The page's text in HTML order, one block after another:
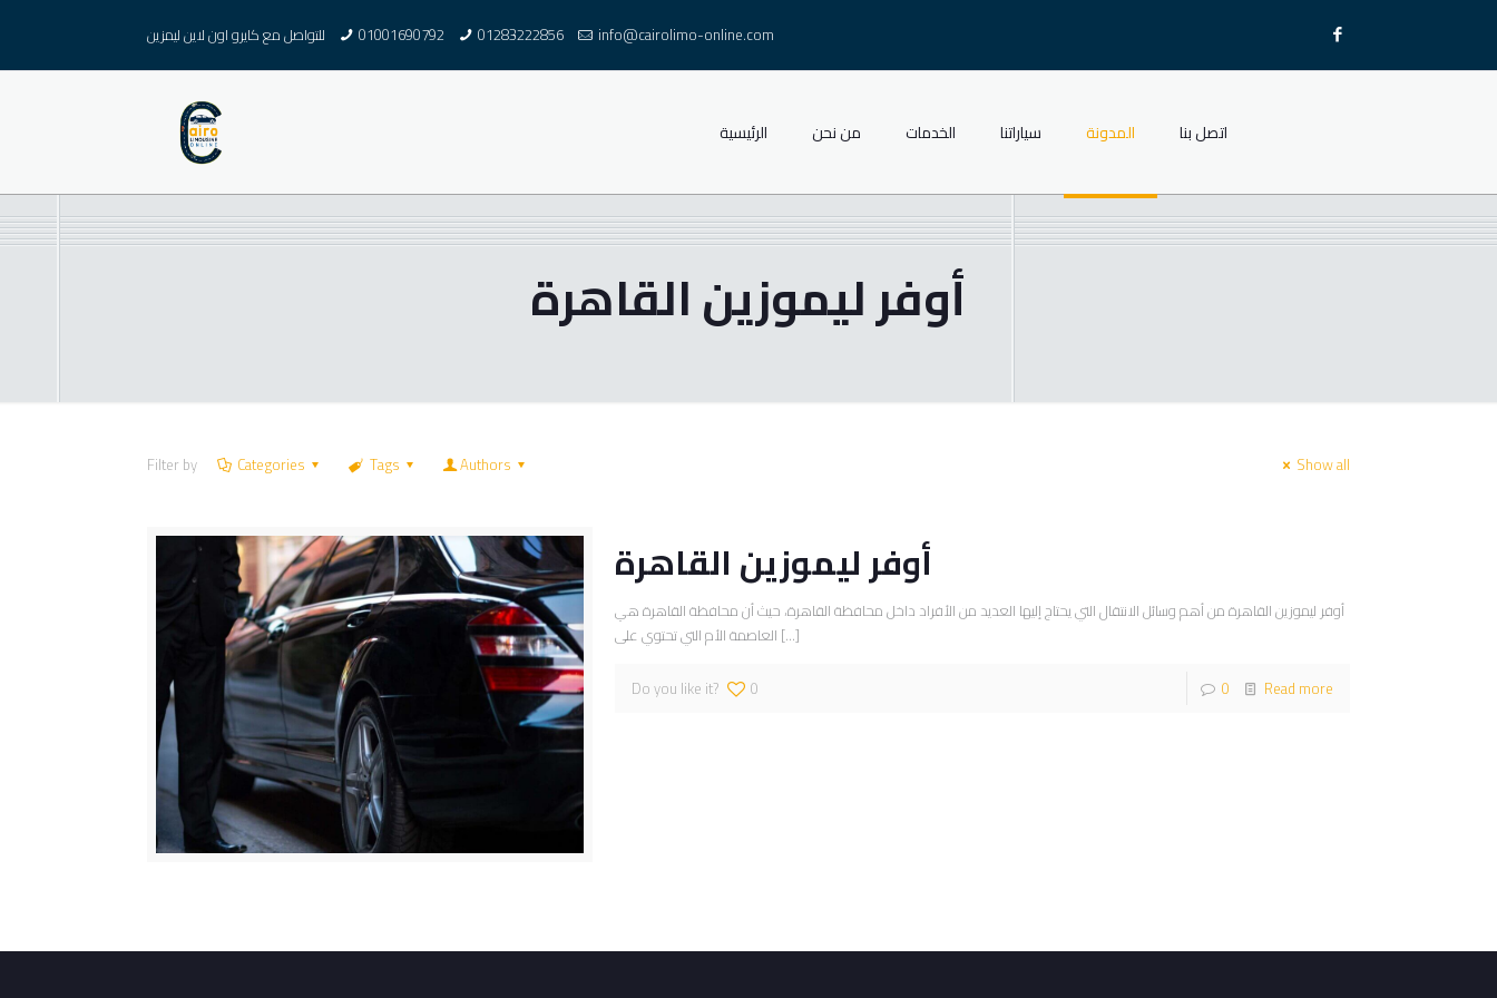
للتواصل مع كايرو اون لاين ليمزين 01001690792 01283222856 info@cairolimo-online.com
الرئيسية من نحن الخدمات سياراتنا المدونة اتصل بنا
أوفر ليموزين القاهرة
Filter by Categories Tags Authors Show all
أوفر ليموزين القاهرة
أوفر ليموزين القاهرة من أهم وسائل الانتقال التي يحتاج إليها العديد من الأفراد داخل محافظة القاهرة، حيث أن محافظة القاهرة هي
العاصمة الأم التي تحتوي على […]
Do you like it?
0 0 Read more